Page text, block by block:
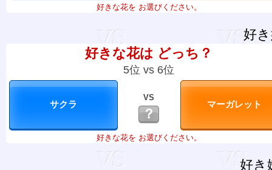
好きな花を お選びください。
好
好きな花は どっち？
5位 vs 6位
VS
？
好きな花を お選びください。
好き